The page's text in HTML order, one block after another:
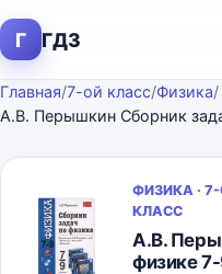
Г ГДЗ
Главная/7-ой класс/Физика/
А.В. Перышкин Сборник
ФИЗИКА ·
КЛАСС
А.В.
физике